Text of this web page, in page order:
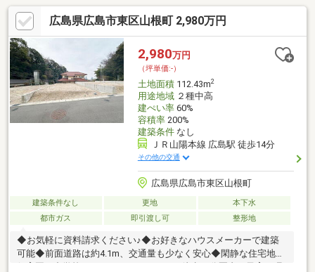
220m 徒歩3分◆広島市立比治山小学校まで約440m 徒歩6分◆
広島市立段原中学校まで約380m 徒歩5分◆東雲本町公園まで約
190m 徒歩3分
広島県広島市東区山根町 2,980万円
2,980万円
（坪単価:-）
土地面積112.43m2
用途地域２種中高
建ぺい率60%
容積率200%
建築条件なし
ＪＲ山陽本線 広島駅 徒歩14分
その他の交通
広島県広島市東区山根町
建築条件なし 更地
本下水
都市ガス
即引渡し可 整形地
◆お気軽に資料請求ください♪◆お好きなハウスメーカーで建築
可能◆前面道路は約4.1m、交通量も少なく安心◆閑静な住宅地◆